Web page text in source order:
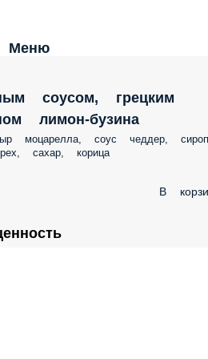
Меню
соусом, грецким
соус чеддер, сироп лимон-
В